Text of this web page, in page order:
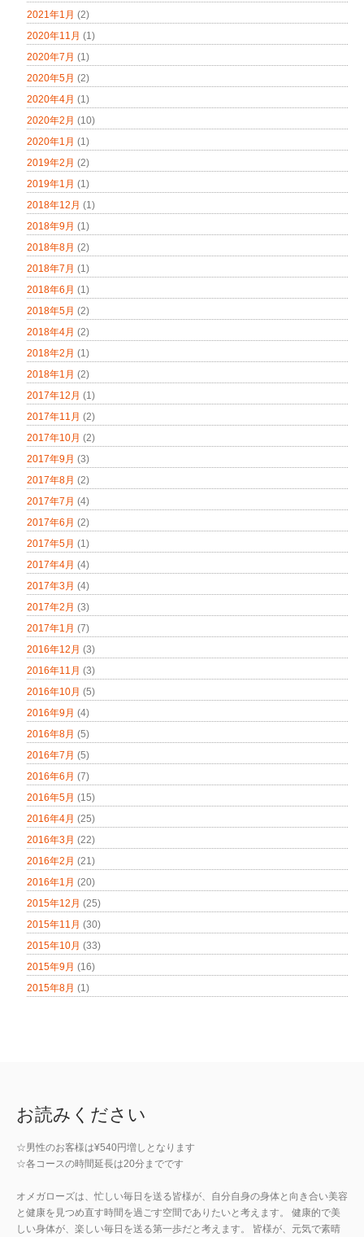
2021年1月 (2)
2020年11月 (1)
2020年7月 (1)
2020年5月 (2)
2020年4月 (1)
2020年2月 (10)
2020年1月 (1)
2019年2月 (2)
2019年1月 (1)
2018年12月 (1)
2018年9月 (1)
2018年8月 (2)
2018年7月 (1)
2018年6月 (1)
2018年5月 (2)
2018年4月 (2)
2018年2月 (1)
2018年1月 (2)
2017年12月 (1)
2017年11月 (2)
2017年10月 (2)
2017年9月 (3)
2017年8月 (2)
2017年7月 (4)
2017年6月 (2)
2017年5月 (1)
2017年4月 (4)
2017年3月 (4)
2017年2月 (3)
2017年1月 (7)
2016年12月 (3)
2016年11月 (3)
2016年10月 (5)
2016年9月 (4)
2016年8月 (5)
2016年7月 (5)
2016年6月 (7)
2016年5月 (15)
2016年4月 (25)
2016年3月 (22)
2016年2月 (21)
2016年1月 (20)
2015年12月 (25)
2015年11月 (30)
2015年10月 (33)
2015年9月 (16)
2015年8月 (1)
お読みください
☆男性のお客様は¥540円増しとなります
☆各コースの時間延長は20分までです
オメガローズは、忙しい毎日を送る皆様が、自分自身の身体と向き合い美容
と健康を見つめ直す時間を過ごす空間でありたいと考えます。 健康的で美
しい身体が、楽しい毎日を送る第一歩だと考えます。 皆様が、元気で素晴